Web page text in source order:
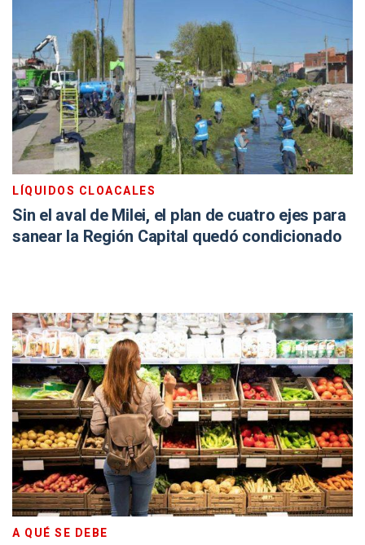
LÍQUIDOS CLOACALES
Sin el aval de Milei, el plan de cuatro ejes para
sanear la Región Capital quedó condicionado
A QUÉ SE DEBE